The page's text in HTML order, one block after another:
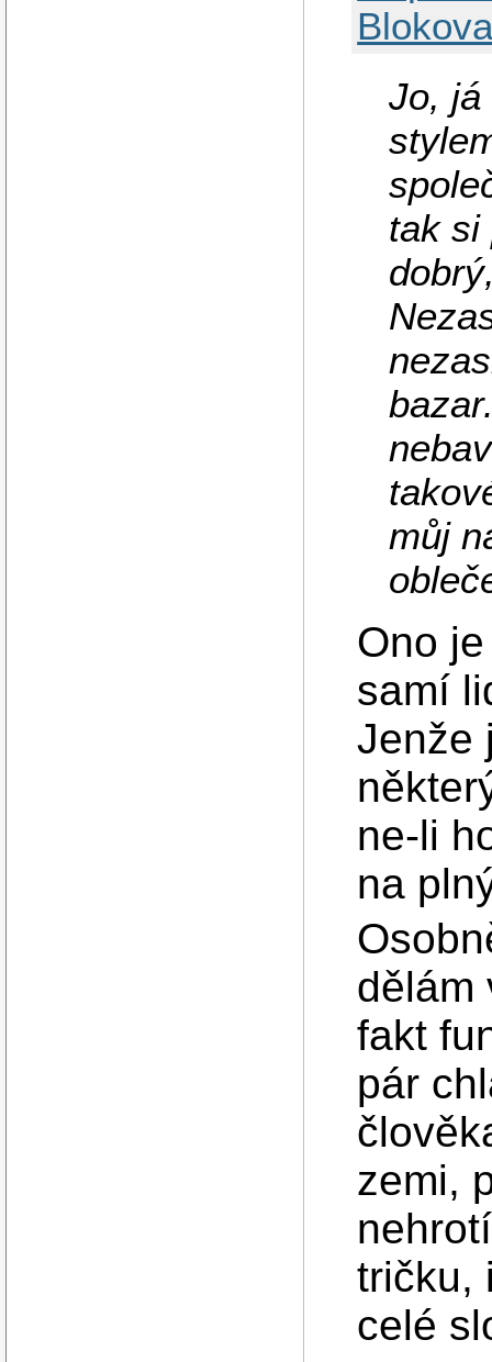
Jo, já
tak si
můj
Ono
samí
Jenže
ne-li
na
dělám
fakt
pár
zemi,
tričku,
celé